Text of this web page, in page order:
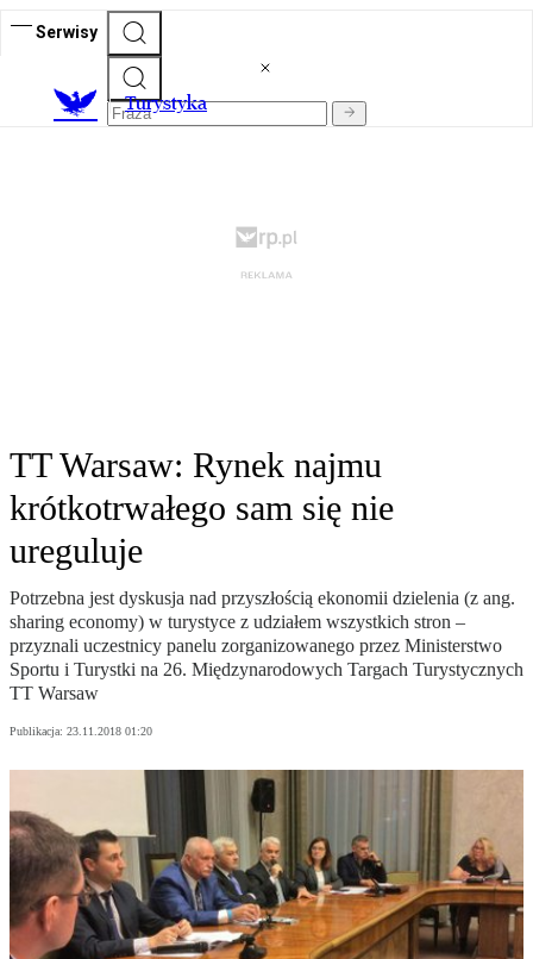
Serwisy
Turystyka
TT Warsaw: Rynek najmu
krótkotrwałego sam się nie
ureguluje
Potrzebna jest dyskusja nad przyszłością ekonomii dzielenia (z ang.
sharing economy) w turystyce z udziałem wszystkich stron –
przyznali uczestnicy panelu zorganizowanego przez Ministerstwo
Sportu i Turystki na 26. Międzynarodowych Targach Turystycznych
TT Warsaw
Publikacja: 23.11.2018 01:20